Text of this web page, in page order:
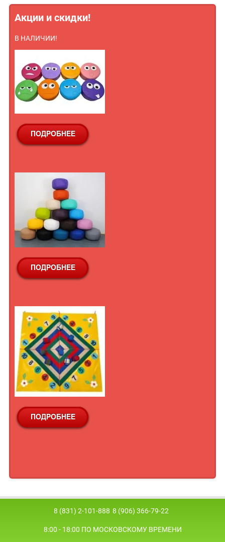
Акции и скидки!
В НАЛИЧИИ!
8 (831) 2-101-888 8 (906) 366-79-22
8:00 - 18:00 ПО МОСКОВСКОМУ ВРЕМЕНИ